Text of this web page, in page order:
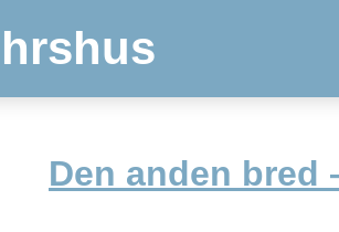
Den anden bred